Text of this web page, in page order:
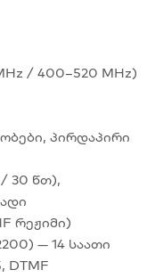
/ 400–520 MHz)
პირდაპირი
/ 30 წთ),
რეჟიმი)
— 14 საათი
DTMF